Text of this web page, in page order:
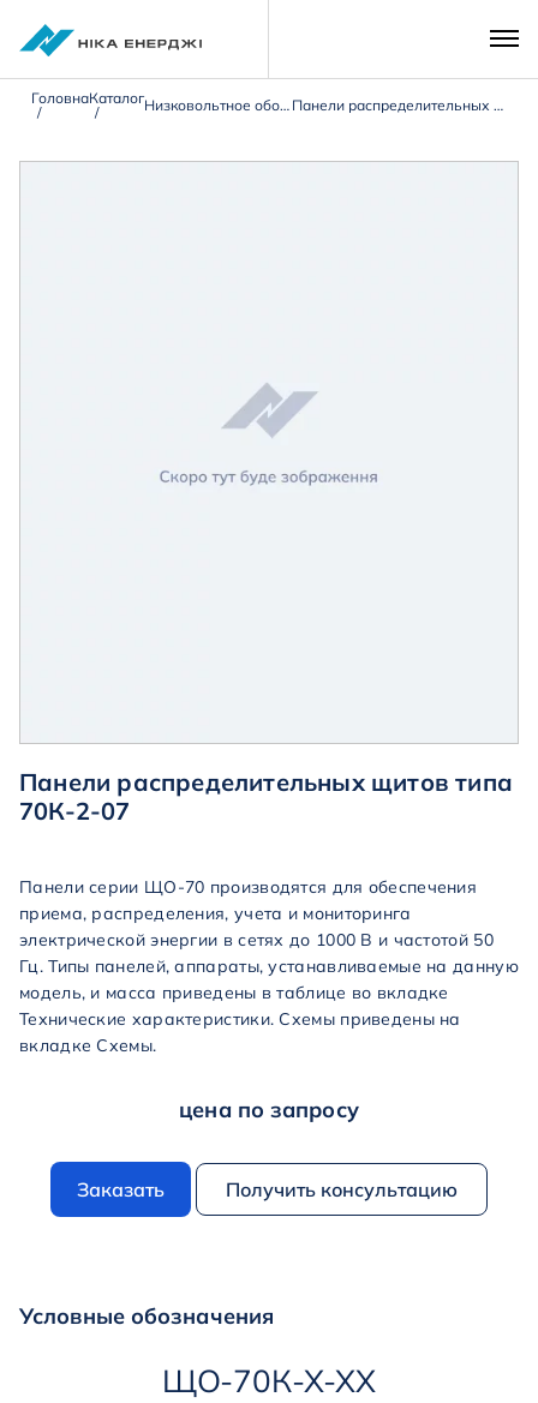
ГоловнаКаталог Низковольтное оборудование 0,4кВ Панели распределительных щитов типа ЩО-90/ЩО-70
Панели распределительных щитов типа
70К-2-07
Панели серии ЩО-70 производятся для обеспечения
приема, распределения, учета и мониторинга
электрической энергии в сетях до 1000 В и частотой 50
Гц. Типы панелей, аппараты, устанавливаемые на данную
модель, и масса приведены в таблице во вкладке
Технические характеристики. Схемы приведены на
вкладке Схемы.
цена по запросу
Заказать Получить консультацию
Условные обозначения
ЩО-70К-Х-ХХ